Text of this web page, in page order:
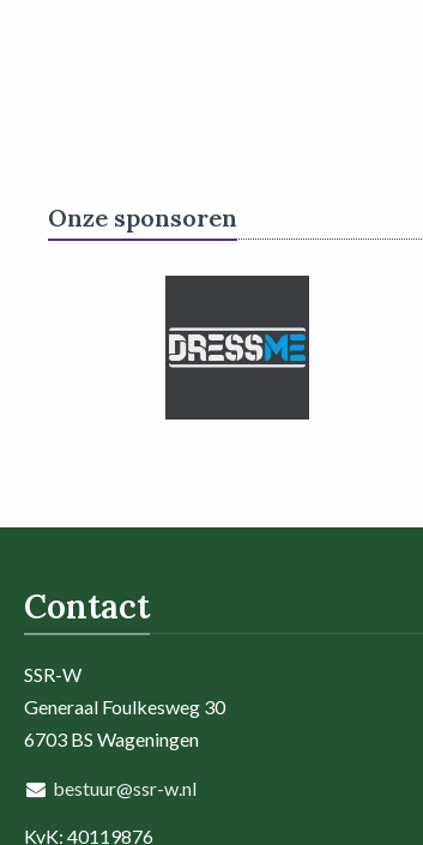
Onze sponsoren
Contact
SSR-W
Generaal Foulkesweg 30
6703 BS Wageningen
bestuur@ssr-w.nl
KvK: 40119876